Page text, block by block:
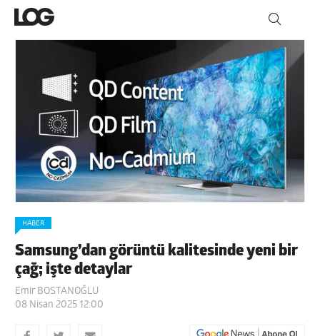
HABER
Samsung’dan görüntü kalitesinde yeni bir
çağ; işte detaylar
Emir BOSTANOĞLU
08 Nisan 2025 12:00